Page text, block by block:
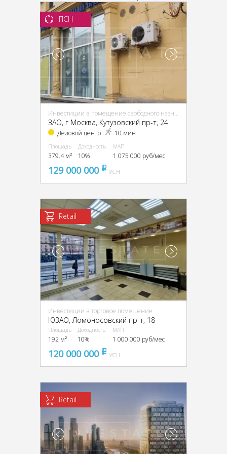
ПСН
Инвестиции в помещение свободного назначения (ПСН)
ЗАО, г Москва, Кутузовский пр-т, 24
Деловой центр 10 мин
Площадь
379.4 м²
Доходность
10%
МАП
1 075 000 руб/мес
129 000 000 pуб
УСН
Retail
Инвестиции в торговое помещение
ЮЗАО, Ломоносовский пр-т, 18
Площадь
192 м²
Доходность
10%
МАП
1 000 000 руб/мес
120 000 000 pуб
УСН
Retail